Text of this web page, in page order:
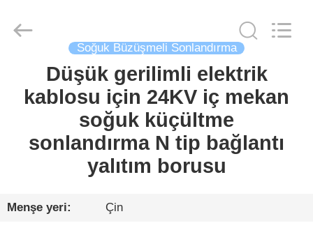
ÜRÜNLER
VIDEOLAR
HAKKIMIZDA
LTD.
Soğuk Büzüşmeli Sonlandırma
Düşük gerilimli elektrik
kablosu için 24KV iç mekan
soğuk küçültme
sonlandırma N tip bağlantı
yalıtım borusu
Menşe yeri: Çin